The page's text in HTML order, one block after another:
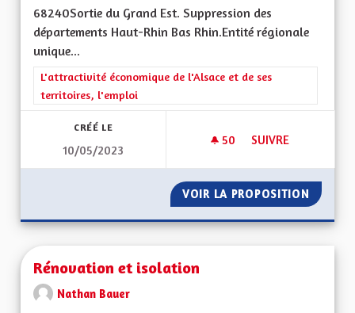
68240Sortie du Grand Est. Suppression des
départements Haut-Rhin Bas Rhin.Entité régionale
unique...
Filtrer les résultats de la catégorie : L'attractivité
L'attractivité économique de l'Alsace et de ses
territoires, l'emploi
CRÉÉ LE
10/05/2023
50 50 ABONNÉS
SUIVRE
VOIR LA PROPOSITION
Rénovation et isolation
Nathan Bauer